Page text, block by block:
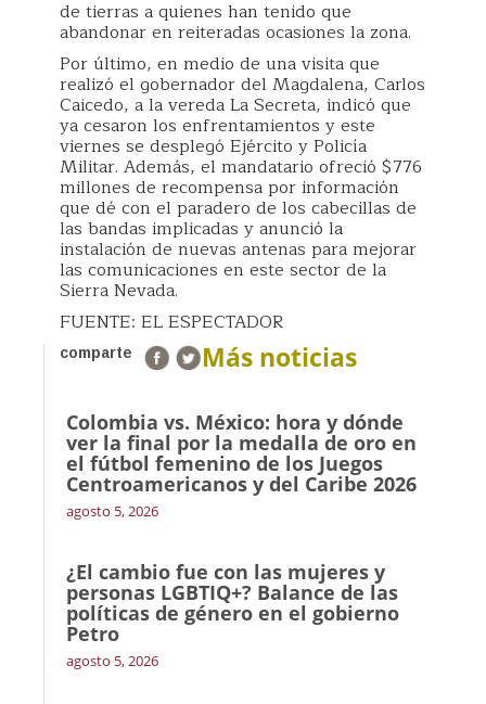
de tierras a quienes han tenido que
abandonar en reiteradas ocasiones la zona.
Por último, en medio de una visita que
realizó el gobernador del Magdalena, Carlos
Caicedo, a la vereda La Secreta, indicó que
ya cesaron los enfrentamientos y este
viernes se desplegó Ejército y Policía
Militar. Además, el mandatario ofreció $776
millones de recompensa por información
que dé con el paradero de los cabecillas de
las bandas implicadas y anunció la
instalación de nuevas antenas para mejorar
las comunicaciones en este sector de la
Sierra Nevada.
FUENTE: EL ESPECTADOR
comparte Más noticias
Colombia vs. México: hora y dónde
ver la final por la medalla de oro en
el fútbol femenino de los Juegos
Centroamericanos y del Caribe 2026
agosto 5, 2026
¿El cambio fue con las mujeres y
personas LGBTIQ+? Balance de las
políticas de género en el gobierno
Petro
agosto 5, 2026